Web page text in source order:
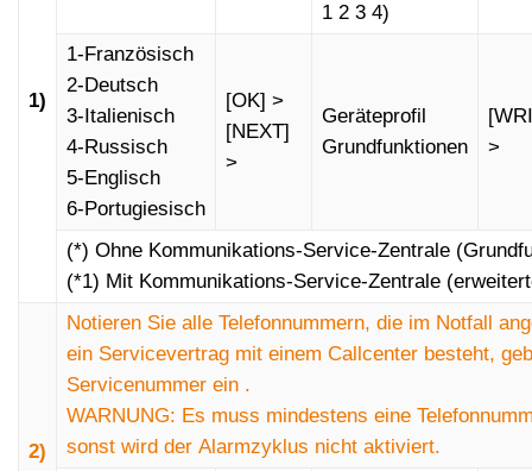
Um den automatischen Anruf zu deaktivieren,
setzen Sie die Häufigkeit der Selbsttestanrufe
auf 0 (Null).
1)
1 2 3 4)
1-Französisch
2-Deutsch
3-Italienisch
4-Russisch
5-Englisch
6-Portugiesisch
[OK] >
[NEXT]
>
Geräteprofil
Grundfunktionen
>
(*) Ohne Kommunikations-Service-Zentrale
(*1) Mit Kommunikations-Service-Zentrale
2)
Notieren Sie alle Telefonnummern, die im Notfall
ein Servicevertrag mit einem Callcenter besteht,
Servicenummer ein .
WARNUNG: Es muss mindestens eine
sonst wird der Alarmzyklus nicht aktiviert.